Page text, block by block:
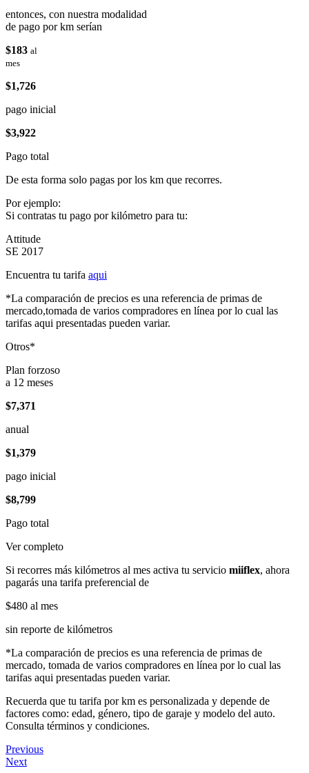
entonces, con nuestra modalidad
de pago por km serían
$183 al
mes
$1,726
pago inicial
$3,922
Pago total
De esta forma solo pagas por los km que recorres.
Por ejemplo:
Si contratas tu pago por kilómetro para tu:
Attitude
SE 2017
Encuentra tu tarifa aqui
*La comparación de precios es una referencia de primas de
mercado,tomada de varios compradores en línea por lo cual las
tarifas aqui presentadas pueden variar.
Otros*
Plan forzoso
a 12 meses
$7,371
anual
$1,379
pago inicial
$8,799
Pago total
Ver completo
Si recorres más kilómetros al mes activa tu servicio miiflex, ahora
pagarás una tarifa preferencial de
$480 al mes
sin reporte de kilómetros
*La comparación de precios es una referencia de primas de
mercado, tomada de varios compradores en línea por lo cual las
tarifas aqui presentadas pueden variar.
Recuerda que tu tarifa por km es personalizada y depende de
factores como: edad, género, tipo de garaje y modelo del auto.
Consulta términos y condiciones.
Previous
Next